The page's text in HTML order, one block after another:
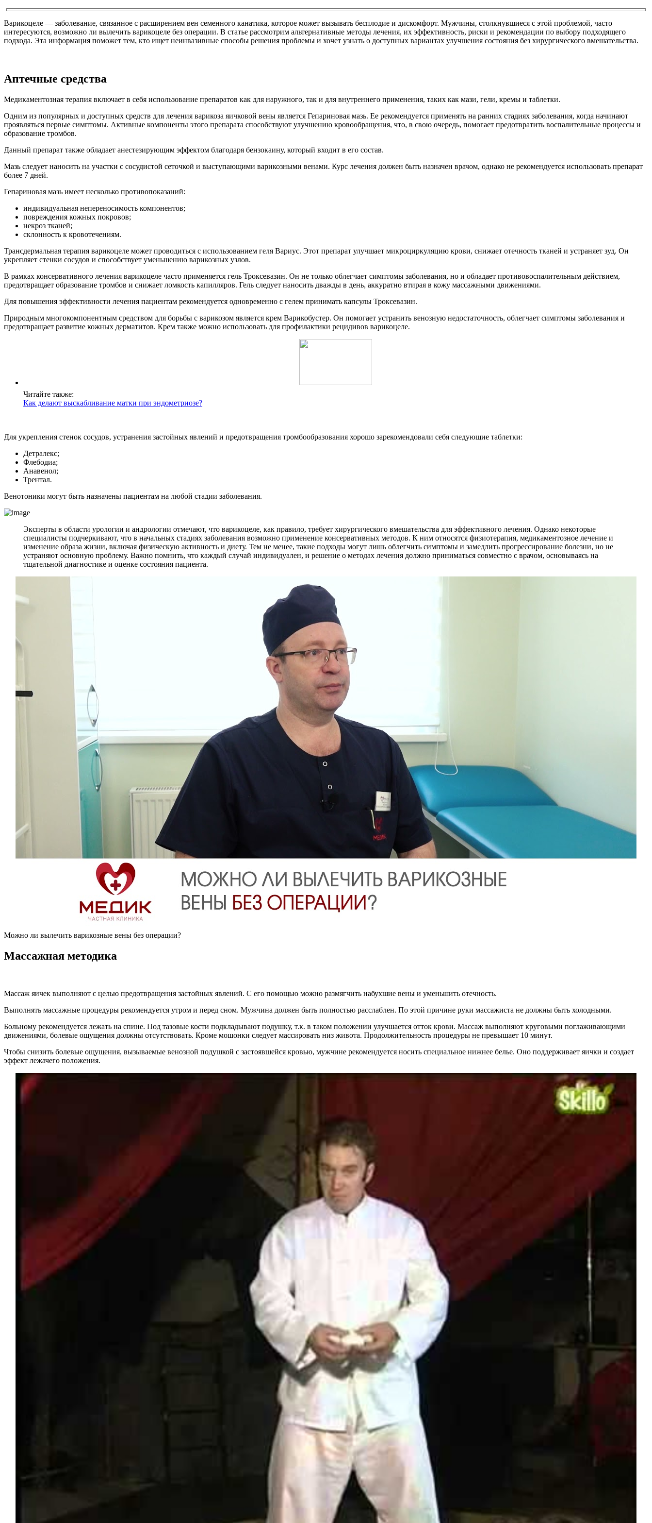
Варикоцеле — заболевание, связанное с расширением вен семенного канатика, которое может вызывать бесплодие и дискомфорт. Мужчины, столкнувшиеся с этой проблемой, часто
интересуются, возможно ли вылечить варикоцеле без операции. В статье рассмотрим альтернативные методы лечения, их эффективность, риски и рекомендации по выбору подходящего
подхода. Эта информация поможет тем, кто ищет неинвазивные способы решения проблемы и хочет узнать о доступных вариантах улучшения состояния без хирургического вмешательства.
Аптечные средства
Медикаментозная терапия включает в себя использование препаратов как для наружного, так и для внутреннего применения, таких как мази, гели, кремы и таблетки.
Одним из популярных и доступных средств для лечения варикоза яичковой вены является Гепариновая мазь. Ее рекомендуется применять на ранних стадиях заболевания, когда начинают
проявляться первые симптомы. Активные компоненты этого препарата способствуют улучшению кровообращения, что, в свою очередь, помогает предотвратить воспалительные процессы и
образование тромбов.
Данный препарат также обладает анестезирующим эффектом благодаря бензокаину, который входит в его состав.
Мазь следует наносить на участки с сосудистой сеточкой и выступающими варикозными венами. Курс лечения должен быть назначен врачом, однако не рекомендуется использовать препарат
более 7 дней.
Гепариновая мазь имеет несколько противопоказаний:
индивидуальная непереносимость компонентов;
повреждения кожных покровов;
некроз тканей;
склонность к кровотечениям.
Трансдермальная терапия варикоцеле может проводиться с использованием геля Вариус. Этот препарат улучшает микроциркуляцию крови, снижает отечность тканей и устраняет зуд. Он
укрепляет стенки сосудов и способствует уменьшению варикозных узлов.
В рамках консервативного лечения варикоцеле часто применяется гель Троксевазин. Он не только облегчает симптомы заболевания, но и обладает противовоспалительным действием,
предотвращает образование тромбов и снижает ломкость капилляров. Гель следует наносить дважды в день, аккуратно втирая в кожу массажными движениями.
Для повышения эффективности лечения пациентам рекомендуется одновременно с гелем принимать капсулы Троксевазин.
Природным многокомпонентным средством для борьбы с варикозом является крем Варикобустер. Он помогает устранить венозную недостаточность, облегчает симптомы заболевания и
предотвращает развитие кожных дерматитов. Крем также можно использовать для профилактики рецидивов варикоцеле.
Читайте также:
Как делают выскабливание матки при эндометриозе?
Для укрепления стенок сосудов, устранения застойных явлений и предотвращения тромбообразования хорошо зарекомендовали себя следующие таблетки:
Детралекс;
Флебодиа;
Анавенол;
Трентал.
Венотоники могут быть назначены пациентам на любой стадии заболевания.
Эксперты в области урологии и андрологии отмечают, что варикоцеле, как правило, требует хирургического вмешательства для эффективного лечения. Однако некоторые
специалисты подчеркивают, что в начальных стадиях заболевания возможно применение консервативных методов. К ним относятся физиотерапия, медикаментозное лечение и
изменение образа жизни, включая физическую активность и диету. Тем не менее, такие подходы могут лишь облегчить симптомы и замедлить прогрессирование болезни, но не
устраняют основную проблему. Важно помнить, что каждый случай индивидуален, и решение о методах лечения должно приниматься совместно с врачом, основываясь на
тщательной диагностике и оценке состояния пациента.
Можно ли вылечить варикозные вены без операции?
Массажная методика
Массаж яичек выполняют с целью предотвращения застойных явлений. С его помощью можно размягчить набухшие вены и уменьшить отечность.
Выполнять массажные процедуры рекомендуется утром и перед сном. Мужчина должен быть полностью расслаблен. По этой причине руки массажиста не должны быть холодными.
Больному рекомендуется лежать на спине. Под тазовые кости подкладывают подушку, т.к. в таком положении улучшается отток крови. Массаж выполняют круговыми поглаживающими
движениями, болевые ощущения должны отсутствовать. Кроме мошонки следует массировать низ живота. Продолжительность процедуры не превышает 10 минут.
Чтобы снизить болевые ощущения, вызываемые венозной подушкой с застоявшейся кровью, мужчине рекомендуется носить специальное нижнее белье. Оно поддерживает яички и создает
эффект лежачего положения.